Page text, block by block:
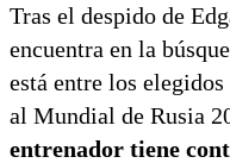
Tras el despido de
encuentra en la
está entre los
al Mundial de Rusia
entrenador tiene